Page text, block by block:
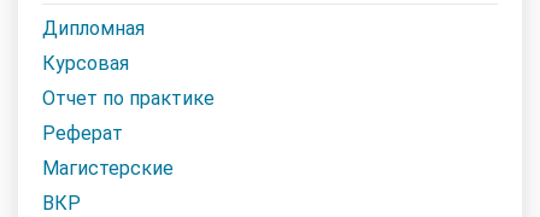
Дипломная
Курсовая
Отчет по практике
Реферат
Магистерские
ВКР